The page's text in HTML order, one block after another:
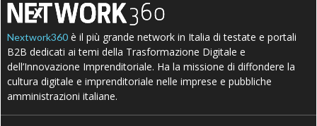
Nextwork360 è il più grande network in Italia di testate e portali
B2B dedicati ai temi della Trasformazione Digitale e
dell’Innovazione Imprenditoriale. Ha la missione di diffondere la
cultura digitale e imprenditoriale nelle imprese e pubbliche
amministrazioni italiane.